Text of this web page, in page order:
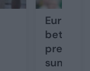
bet
premija:
suma